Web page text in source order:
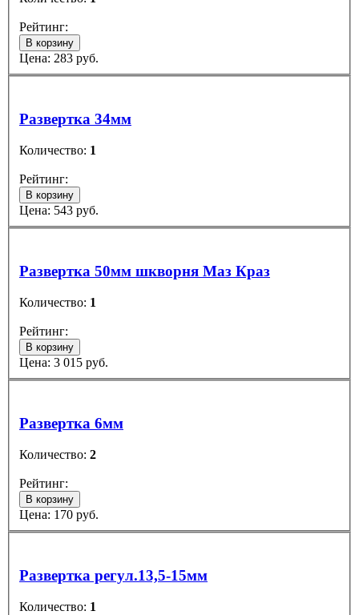
Рейтинг:
В корзину
Цена: 283 руб.
Развертка 34мм
Количество: 1
Рейтинг:
В корзину
Цена: 543 руб.
Развертка 50мм шкворня Маз Краз
Количество: 1
Рейтинг:
В корзину
Цена: 3 015 руб.
Развертка 6мм
Количество: 2
Рейтинг:
В корзину
Цена: 170 руб.
Развертка регул.13,5-15мм
Количество: 1